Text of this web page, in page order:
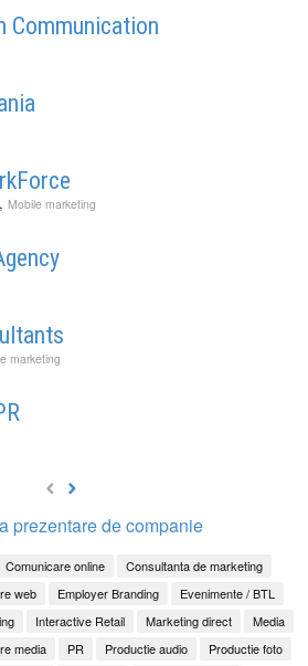
Communication
, Mobile marketing
marketing
prezentare de companie
Comunicare online
Consultanta de marketing
web Employer Branding
Evenimente / BTL
Interactive Retail Marketing direct
Media
media PR Productie audio Productie foto